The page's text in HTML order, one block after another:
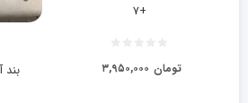
+۷
۳,۹۵۰,۰۰۰ تومان